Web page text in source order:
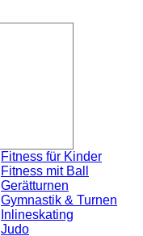
Fitness für Kinder
Fitness mit Ball
Gerätturnen
Gymnastik & Turnen
Inlineskating
Judo